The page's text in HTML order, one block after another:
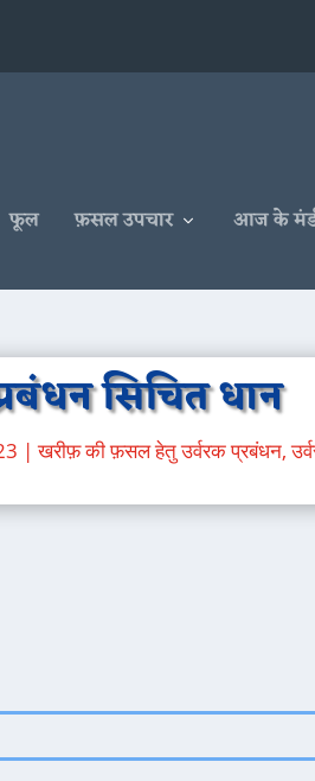
फूल फ़सल उपचार आज के
सिचित धान
|खरीफ़ की फ़सल हेतु उर्वरक प्रबंधन,